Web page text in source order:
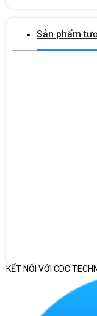
cao cho
Máy tính để bàn
12JB001EVA
này
Sản phẩm
KẾT NỐI VỚI CDC